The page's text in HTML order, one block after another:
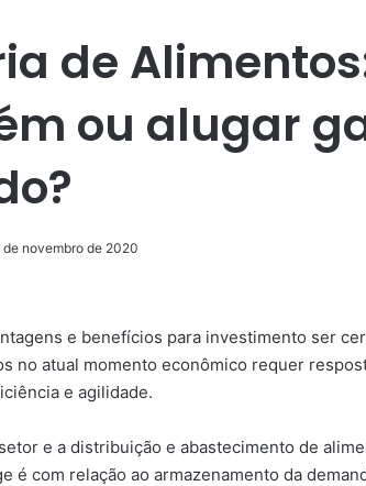
de
ou alugar
de novembro de 2020
e benefícios para investimento ser
no atual momento econômico requer
e agilidade.
e a distribuição e abastecimento de
é com relação ao armazenamento da